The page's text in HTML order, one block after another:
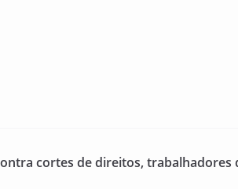
cortes de direitos, trabalhadores